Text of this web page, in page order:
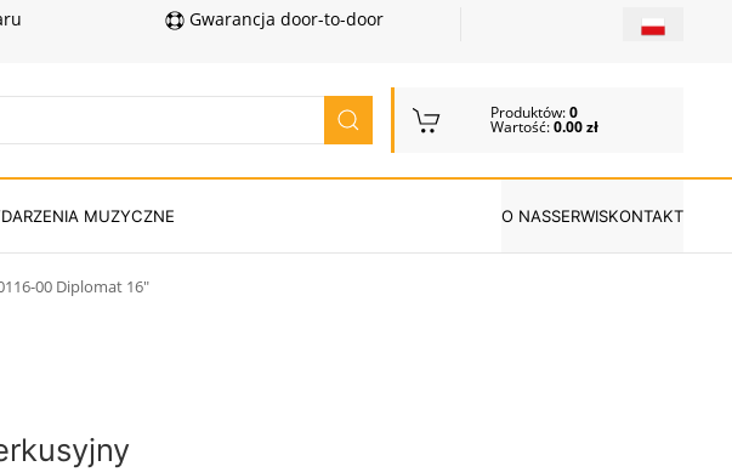
Gwarancja door-to-door
Produktów:0
Wartość:0.00 zł
MUZYCZNE O NASSERWISKONTAKT
00 Diplomat 16″